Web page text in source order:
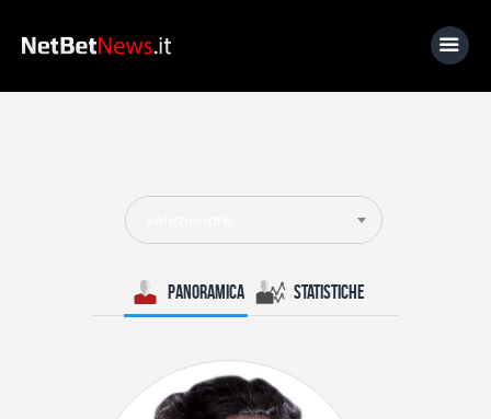
News
Calcio
Basket
Tennis
Lo Sapevi Che
Fantacalcio
Panoramica Statistiche